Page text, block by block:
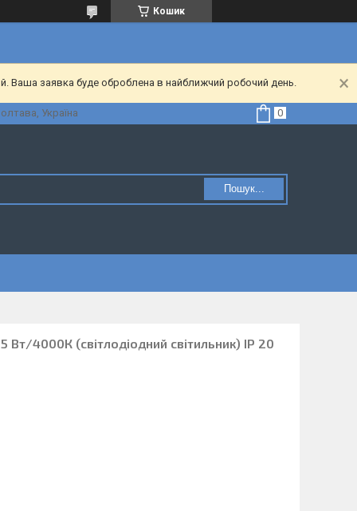
Кошик
Ваша заявка буде оброблена в найближчий робочий день.
Україна
Пошук...
Вт/4000К (світлодіодний світильник) IP 20